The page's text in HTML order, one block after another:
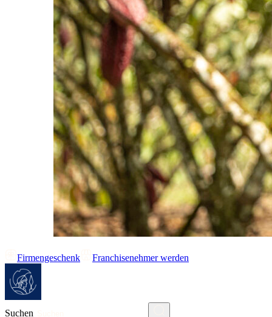
Firmengeschenk Franchisenehmer werden
Suchen